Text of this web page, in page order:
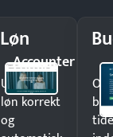
Løn
Accounter
Udbetal
løn korrekt
og